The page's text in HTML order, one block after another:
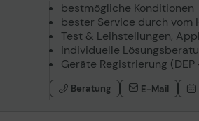
bestmögliche Konditionen
bester Service durch vom
Test & Leihstellungen,
individuelle
Geräte Registrierung
Beratung E-Mail